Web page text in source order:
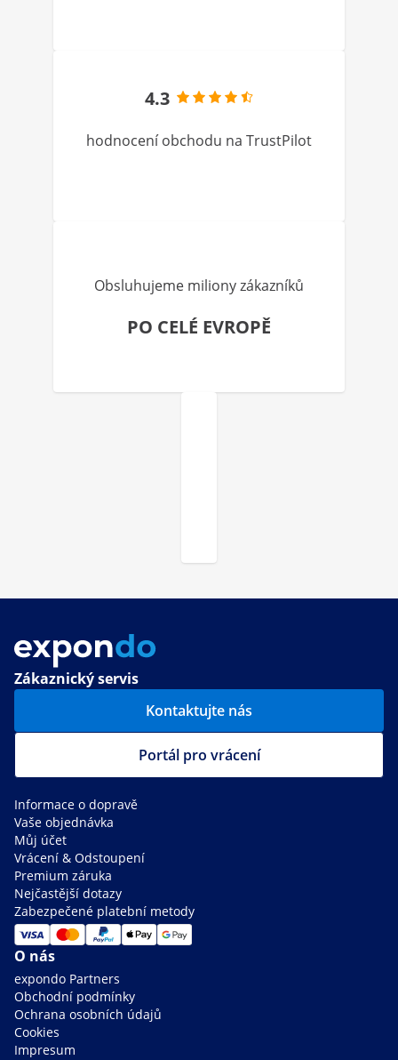
4.3
hodnocení obchodu na TrustPilot
Obsluhujeme miliony zákazníků
PO CELÉ EVROPĚ
Zákaznický servis
Kontaktujte nás
Portál pro vrácení
Informace o dopravě
Vaše objednávka
Můj účet
Vrácení & Odstoupení
Premium záruka
Nejčastější dotazy
Zabezpečené platební metody
O nás
expondo Partners
Obchodní podmínky
Ochrana osobních údajů
Cookies
Impresum